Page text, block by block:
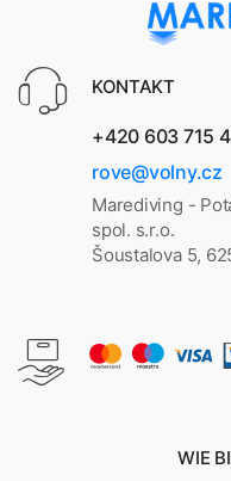
KONTAKT
+420 603 715
rove@volny.cz
Marediving -
spol. s.r.o.
Šoustalova 5,
WIE